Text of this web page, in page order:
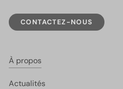
CONTACTEZ-NOUS
À propos
Actualités